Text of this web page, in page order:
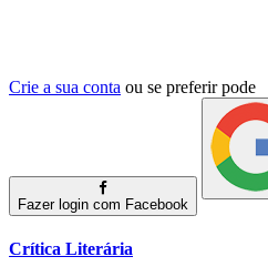
Crie a sua conta ou se preferir pode
Fazer login com Facebook
Crítica Literária